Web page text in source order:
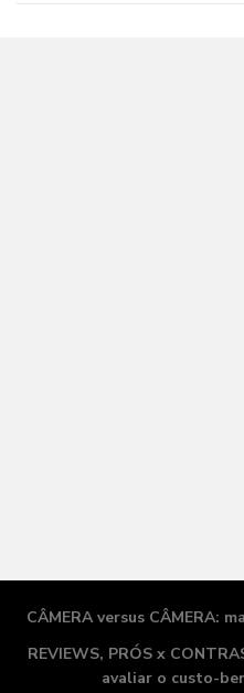
CÂMERA versus CÂMERA:
REVIEWS, PRÓS x
avaliar o custo-